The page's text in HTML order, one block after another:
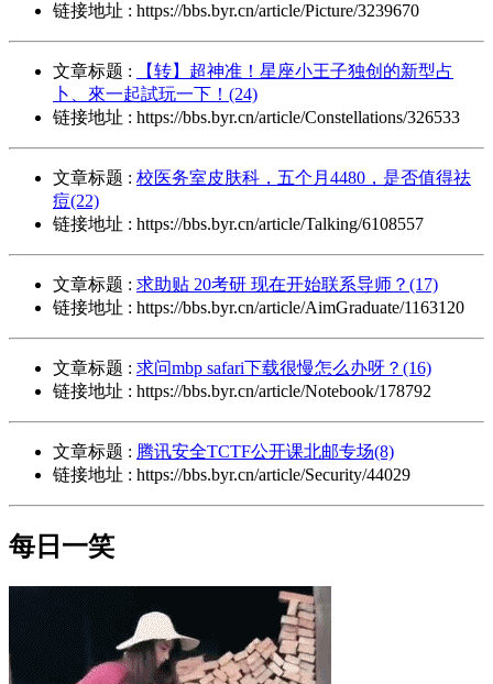
链接地址 : https://bbs.byr.cn/article/Picture/3239670
文章标题 :
【转】超神准！星座小王子独创的新型占
卜、來一起試玩一下！(24)
链接地址 : https://bbs.byr.cn/article/Constellations/326533
文章标题 : 校医务室皮肤科，五个月4480，是否值得祛
痘(22)
链接地址 : https://bbs.byr.cn/article/Talking/6108557
文章标题 : 求助贴 20考研 现在开始联系导师？(17)
链接地址 : https://bbs.byr.cn/article/AimGraduate/1163120
文章标题 : 求问mbp safari下载很慢怎么办呀？(16)
链接地址 : https://bbs.byr.cn/article/Notebook/178792
文章标题 : 腾讯安全TCTF公开课北邮专场(8)
链接地址 : https://bbs.byr.cn/article/Security/44029
每日一笑